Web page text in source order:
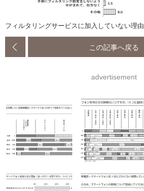
フィルタリングサービスに加入していない理由
この記事へ戻る
advertisement